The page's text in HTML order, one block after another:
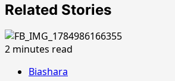
Related Stories
2 minutes read
Biashara